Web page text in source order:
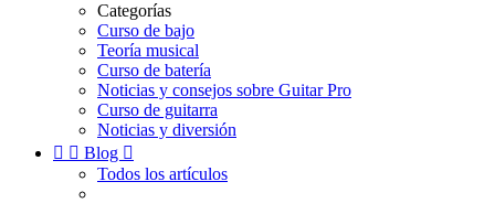
Categorías
Curso de bajo
Teoría musical
Curso de batería
Noticias y consejos sobre Guitar Pro
Curso de guitarra
Noticias y diversión
  Blog 
Todos los artículos